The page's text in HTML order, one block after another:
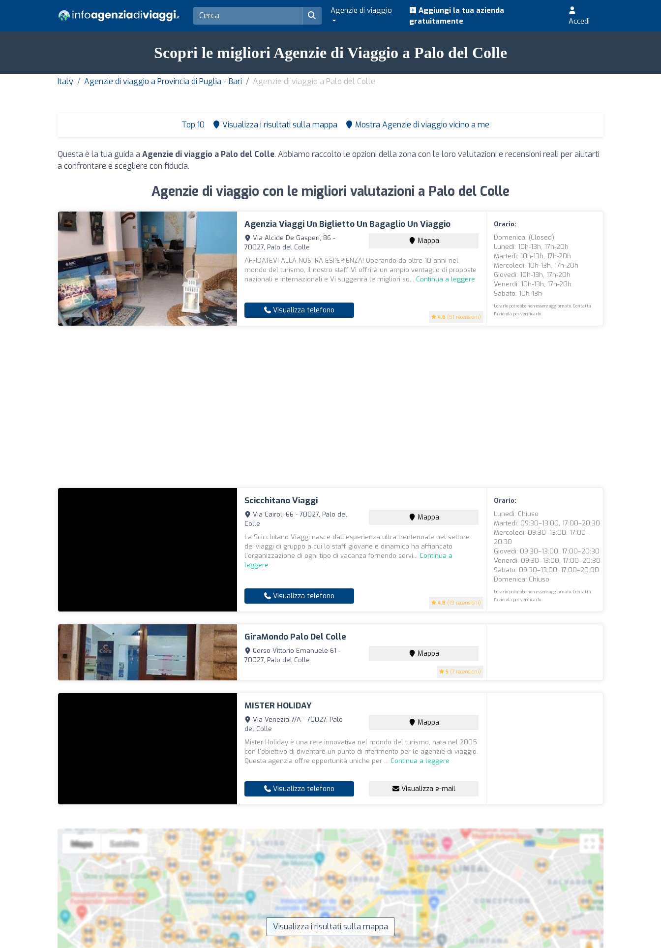
Agenzie di viaggio
Aggiungi la tua azienda
gratuitamente
Accedi
Scopri le migliori Agenzie di Viaggio a Palo del Colle
Italy Agenzie di viaggio a Provincia di Puglia - Bari Agenzie di viaggio a Palo del Colle
Top 10 Visualizza i risultati sulla mappa Mostra Agenzie di viaggio vicino a me
Questa è la tua guida a Agenzie di viaggio a Palo del Colle. Abbiamo raccolto le opzioni della zona con le loro valutazioni e recensioni reali per aiutarti
a confrontare e scegliere con fiducia.
Agenzie di viaggio con le migliori valutazioni a Palo del Colle
Agenzia Viaggi Un Biglietto Un Bagaglio Un Viaggio
4.6 (51 recensioni)
Via Alcide De Gasperi, 86 -
70027, Palo del Colle
Mappa
AFFIDATEVI ALLA NOSTRA ESPERIENZA! Operando da oltre 10 anni nel
mondo del turismo, il nostro staff Vi offrirà un ampio ventaglio di proposte
nazionali e internazionali e Vi suggerirà le migliori so... Continua a leggere
Visualizza telefono
Orario:
Domenica: (closed)
Lunedì: 10h-13h, 17h-20h
Martedì: 10h-13h, 17h-20h
Mercoledì: 10h-13h, 17h-20h
Giovedì: 10h-13h, 17h-20h
Venerdì: 10h-13h, 17h-20h
Sabato: 10h-13h
L'orario potrebbe non essere aggiornato. Contatta
l'azienda per verificarlo.
Scicchitano Viaggi
4.8 (19 recensioni)
Via Cairoli 66 - 70027, Palo del
Colle
Mappa
La Scicchitano Viaggi nasce dall'esperienza ultra trentennale nel settore
dei viaggi di gruppo a cui lo staff giovane e dinamico ha affiancato
l'organizzazione di ogni tipo di vacanza fornendo servi... Continua a
leggere
Visualizza telefono
Orario:
Lunedì: Chiuso
Martedì: 09:30–13:00, 17:00–20:30
Mercoledì: 09:30–13:00, 17:00–
20:30
Giovedì: 09:30–13:00, 17:00–20:30
Venerdì: 09:30–13:00, 17:00–20:30
Sabato: 09:30–13:00, 17:00–20:00
Domenica: Chiuso
L'orario potrebbe non essere aggiornato. Contatta
l'azienda per verificarlo.
GiraMondo Palo Del Colle
5 (7 recensioni)
Corso Vittorio Emanuele 61 -
70027, Palo del Colle
Mappa
MISTER HOLIDAY
Via Venezia 7/A - 70027, Palo
del Colle
Mappa
Mister Holiday è una rete innovativa nel mondo del turismo, nata nel 2005
con l'obiettivo di diventare un punto di riferimento per le agenzie di viaggio.
Questa agenzia offre opportunità uniche per ... Continua a leggere
Visualizza telefono Visualizza e-mail
Visualizza i risultati sulla mappa